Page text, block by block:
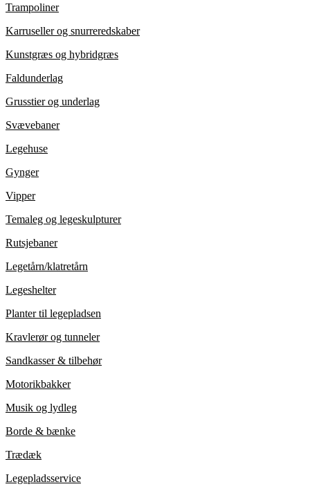
Trampoliner
Karruseller og snurreredskaber
Kunstgræs og hybridgræs
Faldunderlag
Grusstier og underlag
Svævebaner
Legehuse
Gynger
Vipper
Temaleg og legeskulpturer
Rutsjebaner
Legetårn/klatretårn
Legeshelter
Planter til legepladsen
Kravlerør og tunneler
Sandkasser & tilbehør
Motorikbakker
Musik og lydleg
Borde & bænke
Trædæk
Legepladsservice